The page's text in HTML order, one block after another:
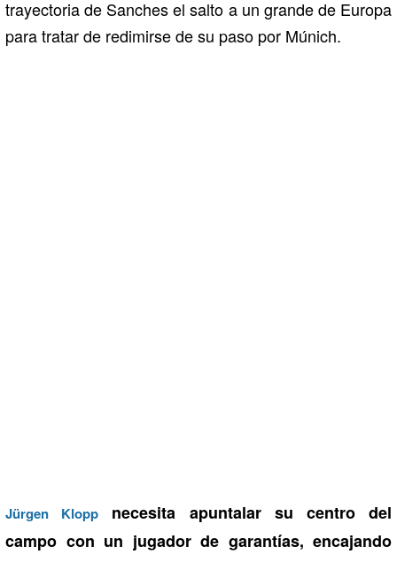
trayectoria de Sanches el salto a un grande de Europa
para tratar de redimirse de su paso por Múnich.
Jürgen Klopp necesita apuntalar su centro del
campo con un jugador de garantías, encajando